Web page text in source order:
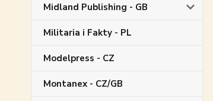
Midland Publishing - GB
Militaria i Fakty - PL
Modelpress - CZ
Montanex - CZ/GB